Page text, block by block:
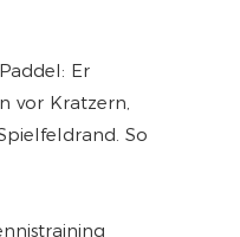
Er
vor Kratzern,
So